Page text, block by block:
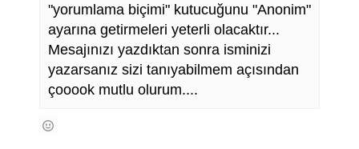
"yorumlama biçimi" kutucuğunu "Anonim"
ayarına getirmeleri yeterli olacaktır...
Mesajınızı yazdıktan sonra isminizi
yazarsanız sizi tanıyabilmem açısından
çooook mutlu olurum....